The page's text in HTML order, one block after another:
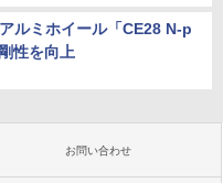
ルミホイール「CE28 N-p
性を向上
お問い合わせ